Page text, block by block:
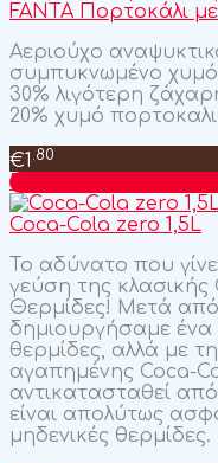
FANTA Πορτοκάλι
Αεριούχο
συμπυκνωμένο
30% λιγότερη
20% χυμό
€ 1 .80
Προσθήκη στο
Coca-Cola zero 1,5L
Το αδύνατο που
γεύση της κλασικής
Θερμίδες! Μετά από
δημιουργήσαμε ένα
θερμίδες, αλλά με
αγαπημένης Coca-
αντικατασταθεί από
είναι απολύτως
μηδενικές θερμίδες.